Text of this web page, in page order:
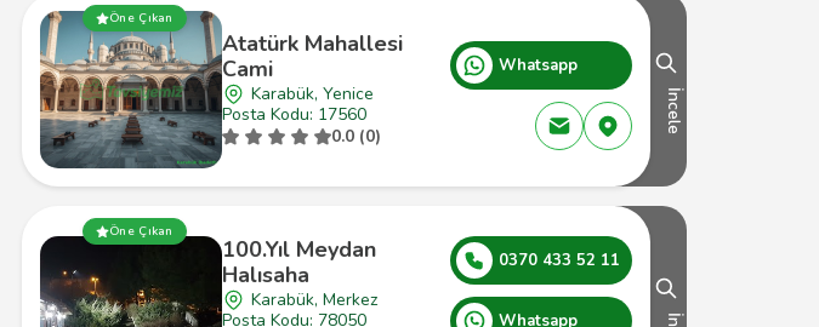
Öne Çıkan
Atatürk Mahallesi
Cami
Karabük, Yenice
Posta Kodu: 17560
0.0 (0)
Whatsapp
İncele
Öne Çıkan
100.Yıl Meydan
Halısaha
Karabük, Merkez
Posta Kodu: 78050
0370 433 52 11
Whatsapp